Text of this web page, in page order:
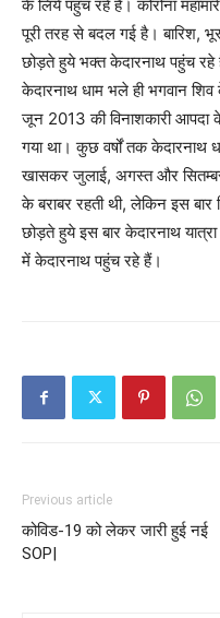
के लिये पहुंच रहे हैं। कोरोना
पूरी तरह से बदल गई है। बारिश,
छोड़ते हुये भक्त केदारनाथ पहुंच रहे
केदारनाथ धाम भले ही भगवान
जून 2013 की विनाशकारी आपदा
गया था। कुछ वर्षों तक
खासकर जुलाई, अगस्त और सितम्बर
के बराबर रहती थी, लेकिन इस बार
छोड़ते हुये इस बार केदारनाथ
में केदारनाथ पहुंच रहे हैं।
Previous article
कोविड-19 को लेकर जारी हुई नई
SOP|